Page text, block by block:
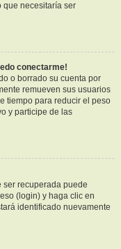
que necesitaría ser
conectarme!
o borrado su cuenta por
remueven sus usuarios
tiempo para reducir el peso
y participe de las
ser recuperada puede
(login) y haga clic en
identificado nuevamente